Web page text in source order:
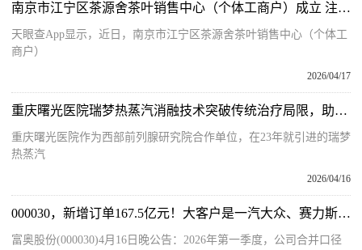
南京市江宁区茶源舍茶叶销售中心（个体工商户）成立 注册资本10万人民币-前沿热点
天眼查App显示，近日，南京市江宁区茶源舍茶叶销售中心（个体工
商户）
2026/04/17
重庆曙光医院瑞梦热蒸汽消融技术突破传统治疗局限，助力男性前列腺增生康复！
重庆曙光医院作为西部前列腺研究院合作单位，在23年就引进的瑞梦
热蒸汽
2026/04/16
000030，新增订单167.5亿元！大客户是一汽大众、赛力斯、奇瑞汽车！ 聚焦
富奥股份(000030)4月16日晚公告：2026年第一季度，公司合并口径